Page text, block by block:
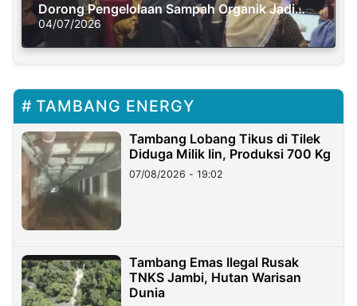
Dorong Pengelolaan Sampah Organik Jadi
Solusi Krisis Iklim
04/07/2026
TAMBANG ENERGY
Tambang Lobang Tikus di Tilek
Diduga Milik Iin, Produksi 700 Kg
07/08/2026 - 19:02
Tambang Emas Ilegal Rusak
TNKS Jambi, Hutan Warisan
Dunia